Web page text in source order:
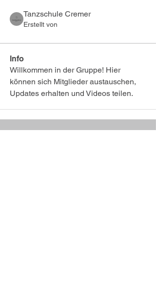
Tanzschule Cremer
Erstellt von
Info
Willkommen in der Gruppe! Hier
können sich Mitglieder austauschen,
Updates erhalten und Videos teilen.